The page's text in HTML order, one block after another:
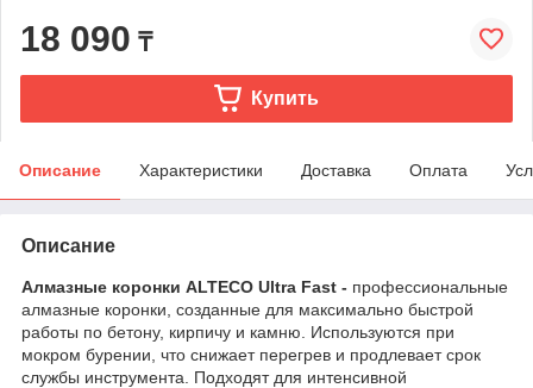
18 090 ₸
Купить
Описание Характеристики Доставка Оплата
Описание
Алмазные коронки ALTECO Ultra Fast - профессиональные
алмазные коронки, созданные для максимально быстрой
работы по бетону, кирпичу и камню. Используются при
мокром бурении, что снижает перегрев и продлевает срок
службы инструмента. Подходят для интенсивной